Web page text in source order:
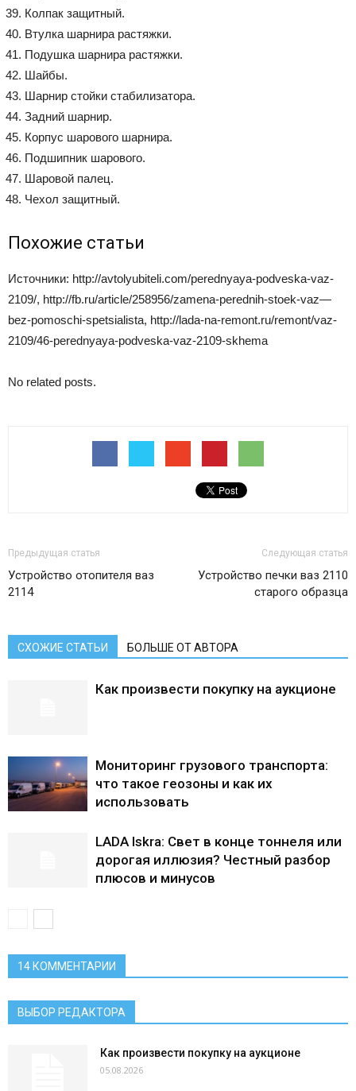
Колпак защитный.
Втулка шарнира растяжки.
Подушка шарнира растяжки.
Шайбы.
Шарнир стойки стабилизатора.
Задний шарнир.
Корпус шарового шарнира.
Подшипник шарового.
Шаровой палец.
Чехол защитный.
Похожие статьи
Источники: http://avtolyubiteli.com/perednyaya-podveska-vaz-
2109/, http://fb.ru/article/258956/zamena-perednih-stoek-vaz—
bez-pomoschi-spetsialista, http://lada-na-remont.ru/remont/vaz-
2109/46-perednyaya-podveska-vaz-2109-skhema
No related posts.
Предыдущая статья
Устройство отопителя ваз
2114
Следующая статья
Устройство печки ваз 2110
старого образца
СХОЖИЕ СТАТЬИ БОЛЬШЕ ОТ АВТОРА
Как произвести покупку на аукционе
Мониторинг грузового транспорта:
что такое геозоны и как их
использовать
LADA Iskra: Свет в конце тоннеля или
дорогая иллюзия? Честный разбор
плюсов и минусов
14 КОММЕНТАРИИ
ВЫБОР РЕДАКТОРА
Как произвести покупку на аукционе
05.08.2026